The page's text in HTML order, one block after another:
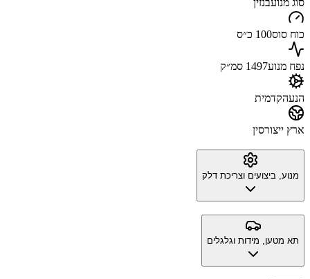
סוג מנועבנזין
כוח סוס100 כ״ס
נפח מנוע1497 סמ״ק
הנעהקדמית
ארץ ייצורסין
מנוע, ביצועים וצריכת דלק
תא מטען, מידות וגלגלים